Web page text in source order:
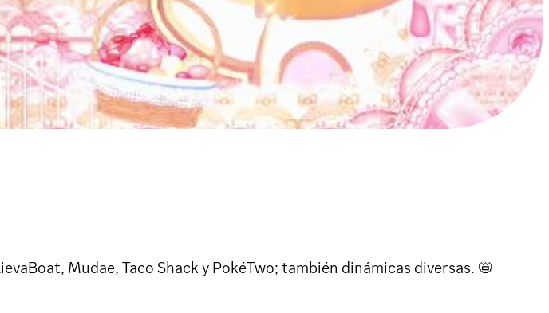
Mudae, Taco Shack y PokéTwo; también dinámicas diversas. 📛